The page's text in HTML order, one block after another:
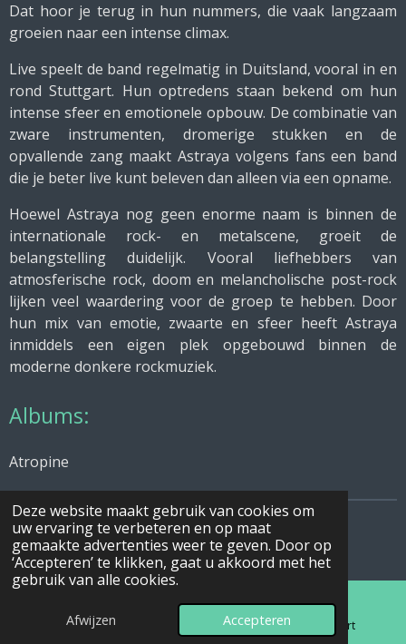
Deze website maakt gebruik van cookies om
uw ervaring te verbeteren en op maat
gemaakte advertenties weer te geven. Door op
‘Accepteren’ te klikken, gaat u akkoord met het
gebruik van alle cookies.
Afwijzen Accepteren
Dat hoor je terug in hun nummers, die vaak langzaam
groeien naar een intense climax.
Live speelt de band regelmatig in Duitsland, vooral in en
rond Stuttgart. Hun optredens staan bekend om hun
intense sfeer en emotionele opbouw. De combinatie van
zware instrumenten, dromerige stukken en de
opvallende zang maakt Astraya volgens fans een band
die je beter live kunt beleven dan alleen via een opname.
Hoewel Astraya nog geen enorme naam is binnen de
internationale rock- en metalscene, groeit de
belangstelling duidelijk. Vooral liefhebbers van
atmosferische rock, doom en melancholische post-rock
lijken veel waardering voor de groep te hebben. Door
hun mix van emotie, zwaarte en sfeer heeft Astraya
inmiddels een eigen plek opgebouwd binnen de
moderne donkere rockmuziek.
Albums:
Atropine
© 2026 mijn beste muziek
Powered byJouwWeb
E-mailadres Telefoonnummer Kaart